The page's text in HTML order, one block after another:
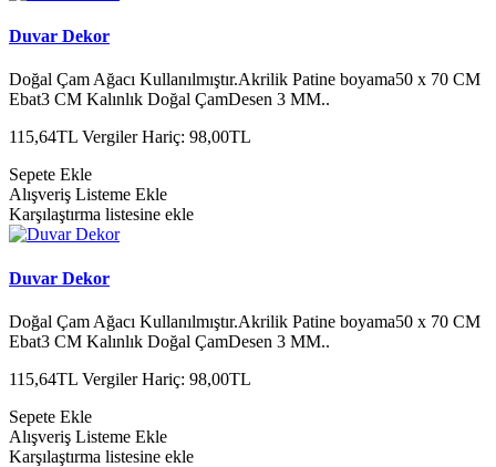
Duvar Dekor
Doğal Çam Ağacı Kullanılmıştır.Akrilik Patine boyama50 x 70 CM
Ebat3 CM Kalınlık Doğal ÇamDesen 3 MM..
115,64TL Vergiler Hariç: 98,00TL
Sepete Ekle
Alışveriş Listeme Ekle
Karşılaştırma listesine ekle
Duvar Dekor
Doğal Çam Ağacı Kullanılmıştır.Akrilik Patine boyama50 x 70 CM
Ebat3 CM Kalınlık Doğal ÇamDesen 3 MM..
115,64TL Vergiler Hariç: 98,00TL
Sepete Ekle
Alışveriş Listeme Ekle
Karşılaştırma listesine ekle